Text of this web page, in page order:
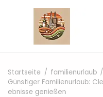
Zum Inhalt springen
Startseite
familienurlaub
Günstiger Familienurlaub:
ebnisse genießen